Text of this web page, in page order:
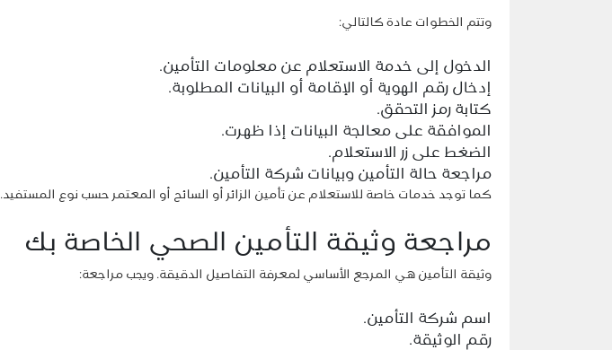
وتتم الخطوات عادة كالتالي:
الدخول إلى خدمة الاستعلام عن معلومات التأمين.
إدخال رقم الهوية أو الإقامة أو البيانات المطلوبة.
كتابة رمز التحقق.
الموافقة على معالجة البيانات إذا ظهرت.
الضغط على زر الاستعلام.
مراجعة حالة التأمين وبيانات شركة التأمين.
كما توجد خدمات خاصة للاستعلام عن تأمين الزائر أو السائح أو المعتمر حسب نوع المستفيد.
مراجعة وثيقة التأمين الصحي الخاصة بك
وثيقة التأمين هي المرجع الأساسي لمعرفة التفاصيل الدقيقة. ويجب مراجعة:
اسم شركة التأمين.
رقم الوثيقة.